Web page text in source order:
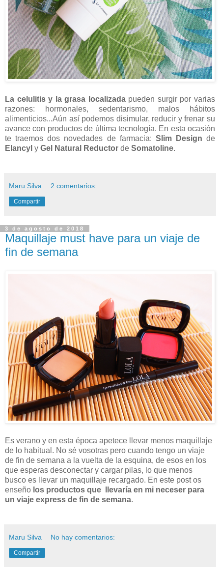
La celulitis y la grasa localizada pueden surgir por varias
razones: hormonales, sedentarismo, malos hábitos
alimenticios...Aún así podemos disimular, reducir y frenar su
avance con productos de última tecnología. En esta ocasión
te traemos dos novedades de farmacia: Slim Design de
Elancyl y Gel Natural Reductor de Somatoline.
Maru Silva 2 comentarios:
Compartir
3 de agosto de 2018
Maquillaje must have para un viaje de
fin de semana
Es verano y en esta época apetece llevar menos maquillaje
de lo habitual. No sé vosotras pero cuando tengo un viaje
de fin de semana a la vuelta de la esquina, de esos en los
que esperas desconectar y cargar pilas, lo que menos
busco es llevar un maquillaje recargado. En este post os
enseño los productos que llevaría en mi neceser para
un viaje express de fin de semana.
Maru Silva No hay comentarios:
Compartir